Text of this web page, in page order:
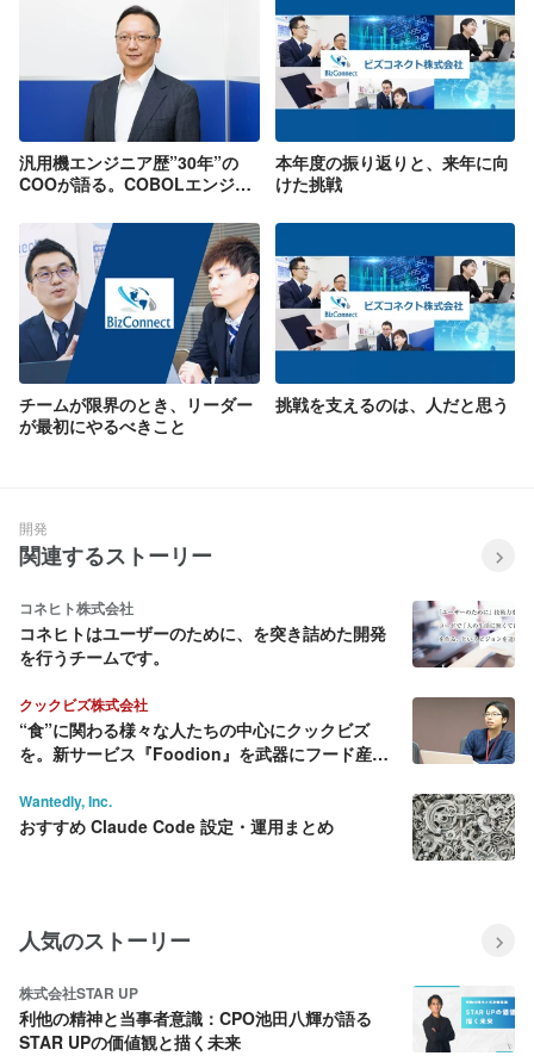
汎用機エンジニア歴”30年”の
COOが語る。COBOLエンジニ
本年度の振り返りと、来年に向
けた挑戦
チームが限界のとき、リーダー
が最初にやるべきこと
挑戦を支えるのは、人だと思う
開発
関連するストーリー
コネヒト株式会社
コネヒトはユーザーのために、を突き詰めた開発
を行うチームです。
クックビズ株式会社
“食”に関わる様々な人たちの中心にクックビズ
を。新サービス『Foodion』を武器にフード産業
Wantedly, Inc.
おすすめ Claude Code 設定・運用まとめ
人気のストーリー
株式会社STAR UP
利他の精神と当事者意識：CPO池田八輝が語る
STAR UPの価値観と描く未来